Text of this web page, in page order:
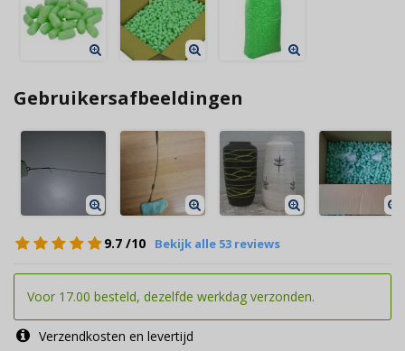
Gebruikersafbeeldingen
9.7 /10 Bekijk alle 53 reviews
Voor 17.00 besteld, dezelfde werkdag verzonden.
Verzendkosten en levertijd